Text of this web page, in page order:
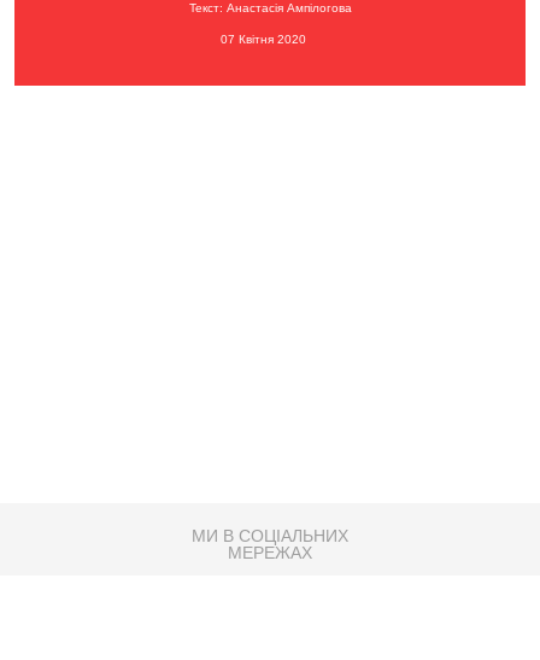
Текст: Анастасія Ампілогова
07 Квітня 2020
МИ В СОЦІАЛЬНИХ
МЕРЕЖАХ